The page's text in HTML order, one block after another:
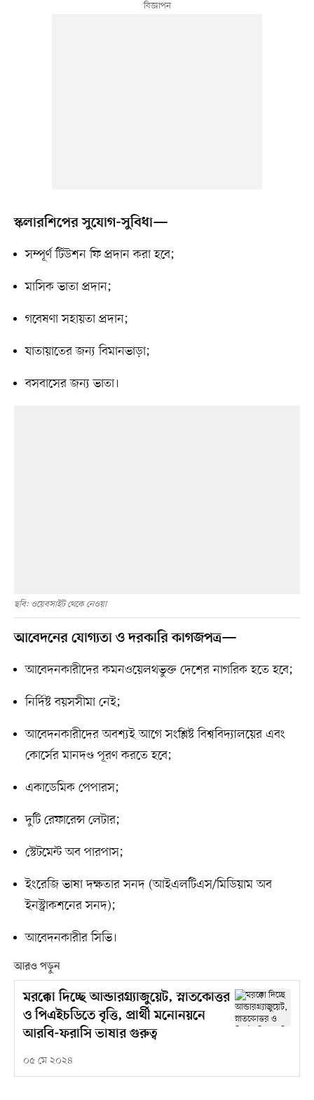
স্কলারশিপের সুযোগ-সুবিধা—
সম্পূর্ণ টিউশন ফি প্রদান করা হবে;
মাসিক ভাতা প্রদান;
গবেষণা সহায়তা প্রদান;
যাতায়াতের জন্য বিমানভাড়া;
বসবাসের জন্য ভাতা।
ছবি: ওয়েবসাইট থেকে নেওয়া
আবেদনের যোগ্যতা ও দরকারি কাগজপত্র—
আবেদনকারীদের কমনওয়েলথভুক্ত দেশের নাগরিক হতে হবে;
নির্দিষ্ট বয়সসীমা নেই;
আবেদনকারীদের অবশ্যই আগে সংশ্লিষ্ট বিশ্ববিদ্যালয়ের এবং
কোর্সের মানদণ্ড পূরণ করতে হবে;
একাডেমিক পেপারস;
দুটি রেফারেন্স লেটার;
স্টেটমেন্ট অব পারপাস;
ইংরেজি ভাষা দক্ষতার সনদ (আইএলটিএস/মিডিয়াম অব
ইনস্ট্রাকশনের সনদ);
আবেদনকারীর সিভি।
আরও পড়ুন
মরক্কো দিচ্ছে আন্ডারগ্র্যাজুয়েট, স্নাতকোত্তর
ও পিএইচডিতে বৃত্তি, প্রার্থী মনোনয়নে
আরবি-ফরাসি ভাষার গুরুত্ব
০৫ মে ২০২৪